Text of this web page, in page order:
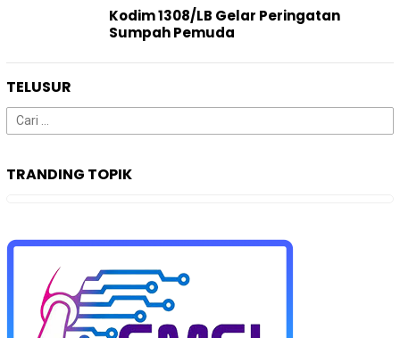
Kodim 1308/LB Gelar Peringatan
Sumpah Pemuda
TELUSUR
Cari
untuk:
TRANDING TOPIK